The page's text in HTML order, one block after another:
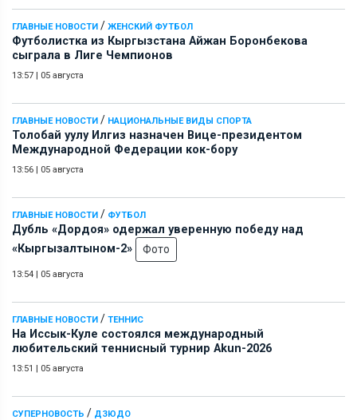
ГЛАВНЫЕ НОВОСТИ / ЖЕНСКИЙ ФУТБОЛ
Футболистка из Кыргызстана Айжан Боронбекова
сыграла в Лиге Чемпионов
13:57 | 05 августа
ГЛАВНЫЕ НОВОСТИ / НАЦИОНАЛЬНЫЕ ВИДЫ СПОРТА
Толобай уулу Илгиз назначен Вице-президентом
Международной Федерации кок-бору
13:56 | 05 августа
ГЛАВНЫЕ НОВОСТИ / ФУТБОЛ
Дубль «Дордоя» одержал уверенную победу над
«Кыргызалтыном-2»
Фото
13:54 | 05 августа
ГЛАВНЫЕ НОВОСТИ / ТЕННИС
На Иссык-Куле состоялся международный
любительский теннисный турнир Akun-2026
13:51 | 05 августа
СУПЕРНОВОСТЬ / ДЗЮДО